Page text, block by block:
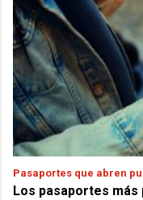
Pasaportes que abren
Los pasaportes más